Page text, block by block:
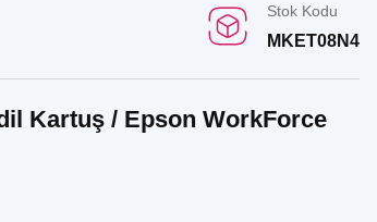
Stok Kodu
MKET08N4
Kartuş / Epson WorkForce